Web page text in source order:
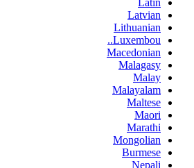
Latin
Latvian
Lithuanian
Luxembou..
Macedonian
Malagasy
Malay
Malayalam
Maltese
Maori
Marathi
Mongolian
Burmese
Nepali